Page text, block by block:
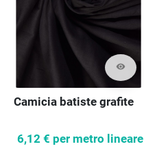
visibility
Camicia batiste grafite
6,12 € per metro lineare